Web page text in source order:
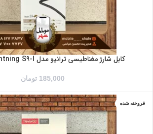
کابل شارژ مغناطیسی ترانیو مدل Lightning S9-I طول 1متر
185,000 تومان
فروخته شده